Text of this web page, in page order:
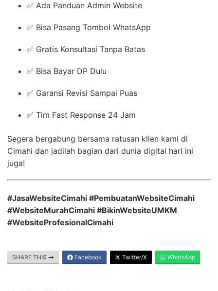
✅ Ada Panduan Admin Website
✅ Bisa Pasang Tombol WhatsApp
✅ Gratis Konsultasi Tanpa Batas
✅ Bisa Bayar DP Dulu
✅ Garansi Revisi Sampai Puas
✅ Tim Fast Response 24 Jam
Segera bergabung bersama ratusan klien kami di
Cimahi dan jadilah bagian dari dunia digital hari ini
juga!
#JasaWebsiteCimahi #PembuatanWebsiteCimahi
#WebsiteMurahCimahi #BikinWebsiteUMKM
#WebsiteProfesionalCimahi
SHARE THIS Facebook Twitter/X WhatsApp